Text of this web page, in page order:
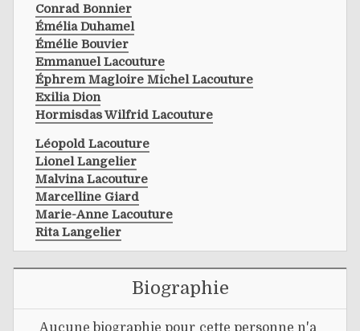
Conrad Bonnier
Émélia Duhamel
Émélie Bouvier
Emmanuel Lacouture
Éphrem Magloire Michel Lacouture
Exilia Dion
Hormisdas Wilfrid Lacouture
Léopold Lacouture
Lionel Langelier
Malvina Lacouture
Marcelline Giard
Marie-Anne Lacouture
Rita Langelier
Biographie
Aucune biographie pour cette personne n'a